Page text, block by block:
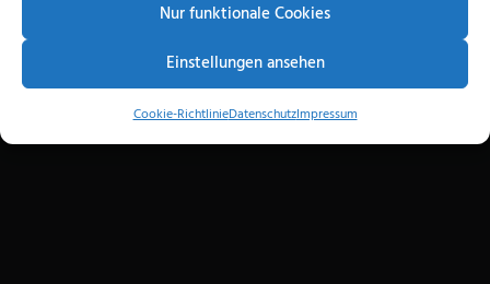
Nur funktionale Cookies
Einstellungen ansehen
Cookie-RichtlinieDatenschutzImpressum